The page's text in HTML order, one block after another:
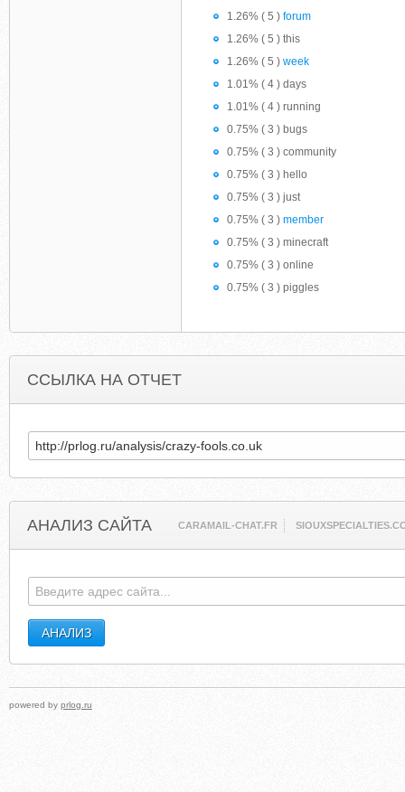
1.26% ( 5 ) forum
1.26% ( 5 ) this
1.26% ( 5 ) week
1.01% ( 4 ) days
1.01% ( 4 ) running
0.75% ( 3 ) bugs
0.75% ( 3 ) community
0.75% ( 3 ) hello
0.75% ( 3 ) just
0.75% ( 3 ) member
0.75% ( 3 ) minecraft
0.75% ( 3 ) online
0.75% ( 3 ) piggles
ССЫЛКА НА ОТЧЕТ
АНАЛИЗ САЙТА CARAMAIL-CHAT.FR
powered by prlog.ru